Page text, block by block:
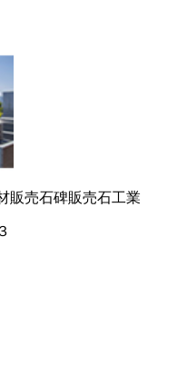
販売石碑販売石工業